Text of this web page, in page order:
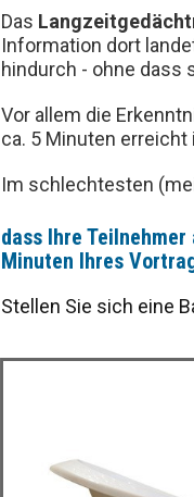
Das
Information dort
hindurch - ohne dass
Vor allem die
ca. 5 Minuten
Im schlechtesten
dass Ihre
Minuten Ihres
Stellen Sie sich eine